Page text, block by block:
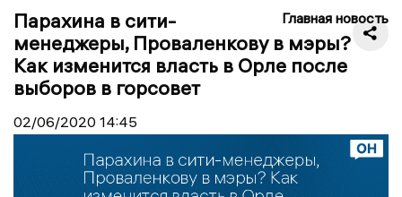
Главная новость
Парахина в сити-
менеджеры, Проваленкову в мэры?
Как изменится власть в Орле после
выборов в горсовет
02/06/2020 14:45